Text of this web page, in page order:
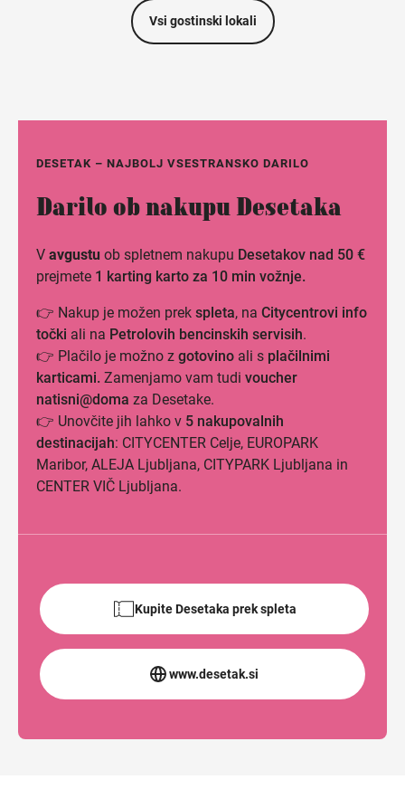
Vsi gostinski lokali
DESETAK – NAJBOLJ VSESTRANSKO DARILO
Darilo ob nakupu Desetaka
V avgustu ob spletnem nakupu Desetakov nad 50 €
prejmete 1 karting karto za 10 min vožnje.
👉 Nakup je možen prek spleta, na Citycentrovi info
točki ali na Petrolovih bencinskih servisih.
👉 Plačilo je možno z gotovino ali s plačilnimi
karticami. Zamenjamo vam tudi voucher
natisni@doma za Desetake.
👉 Unovčite jih lahko v 5 nakupovalnih
destinacijah: CITYCENTER Celje, EUROPARK
Maribor, ALEJA Ljubljana, CITYPARK Ljubljana in
CENTER VIČ Ljubljana.
Kupite Desetaka prek spleta
www.desetak.si